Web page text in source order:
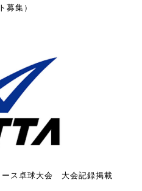
募集）
ース卓球大会 大会記録掲載